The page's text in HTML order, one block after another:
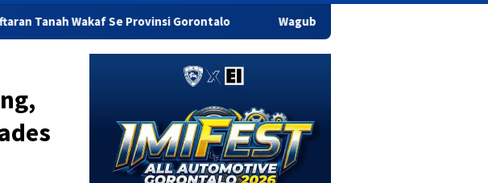
Se Provinsi Gorontalo Wagub Idah Syahidah Dorong Pelaku UMKM Tingkatkan